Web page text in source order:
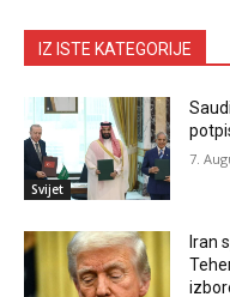
IZ ISTE KATEGORIJE
Svijet
7.
Iran